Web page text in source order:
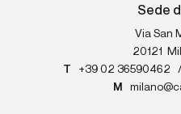
Sede
Via San
20121
T
+39 02 36590462
M